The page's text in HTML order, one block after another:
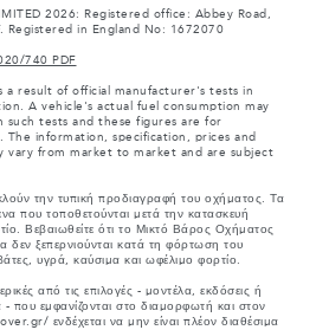
2026: Registered office: Abbey Road,
Registered in England No: 1672070
740 PDF
a result of official manufacturer's tests in
A vehicle's actual fuel consumption may
tests and these figures are for
The information, specification, prices and
vary from market to market and are subject
την τυπική προδιαγραφή του οχήματος. Τα
που τοποθετούνται μετά την κατασκευή
Βεβαιωθείτε ότι το Μικτό Βάρος Οχήματος
δεν ξεπερνιούνται κατά τη φόρτωση του
υγρά, καύσιμα και ωφέλιμο φορτίο.
από τις επιλογές - μοντέλα, εκδόσεις ή
- που εμφανίζονται στο διαμορφωτή και στον
ενδέχεται να μην είναι πλέον διαθέσιμα